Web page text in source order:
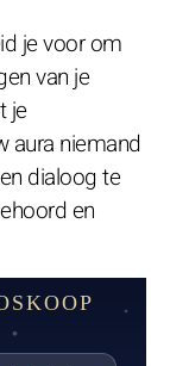
je voor om
van je
je
aura niemand
dialoog te
en